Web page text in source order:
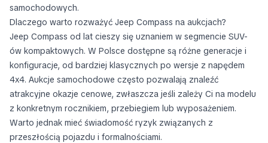
samochodowych.
Dlaczego warto rozważyć Jeep Compass na aukcjach?
Jeep Compass od lat cieszy się uznaniem w segmencie SUV-
ów kompaktowych. W Polsce dostępne są różne generacje i
konfiguracje, od bardziej klasycznych po wersje z napędem
4x4. Aukcje samochodowe często pozwalają znaleźć
atrakcyjne okazje cenowe, zwłaszcza jeśli zależy Ci na modelu
z konkretnym rocznikiem, przebiegiem lub wyposażeniem.
Warto jednak mieć świadomość ryzyk związanych z
przeszłością pojazdu i formalnościami.